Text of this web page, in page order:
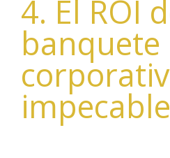
4. El ROI
banquete
impecable